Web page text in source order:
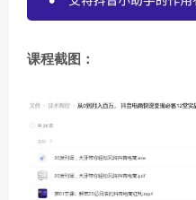
课程截图：